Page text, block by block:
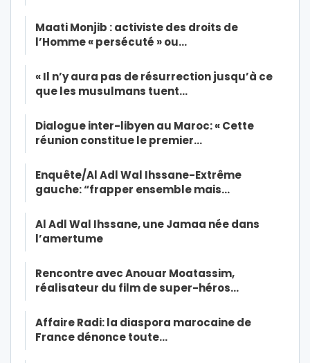
Maati Monjib : activiste des droits de
l’Homme « persécuté » ou…
« Il n’y aura pas de résurrection jusqu’à ce
que les musulmans tuent…
Dialogue inter-libyen au Maroc: « Cette
réunion constitue le premier…
Enquête/Al Adl Wal Ihssane-Extrême
gauche: “frapper ensemble mais…
Al Adl Wal Ihssane, une Jamaa née dans
l’amertume
Rencontre avec Anouar Moatassim,
réalisateur du film de super-héros…
Affaire Radi: la diaspora marocaine de
France dénonce toute…